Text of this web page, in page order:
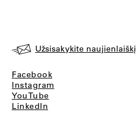
Užsisakykite naujienlaiškį
Facebook
Instagram
YouTube
LinkedIn